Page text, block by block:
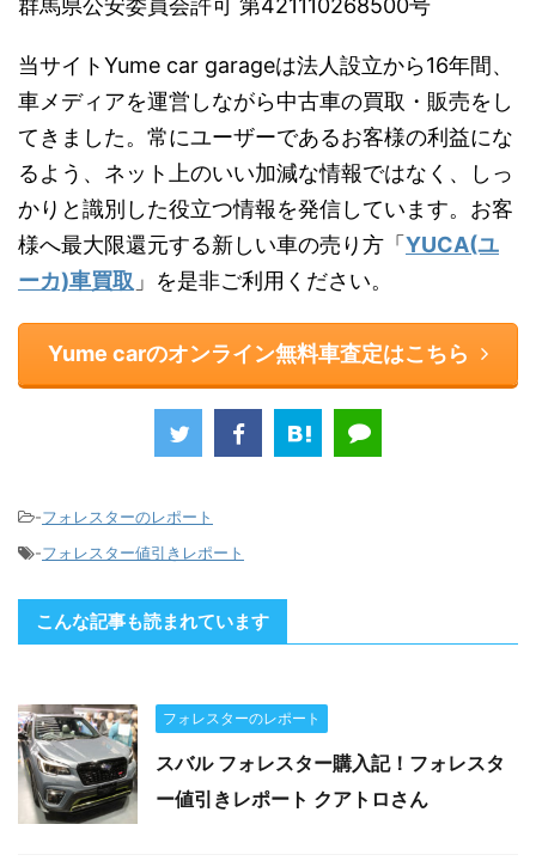
群馬県公安委員会許可 第421110268500号
当サイトYume car garageは法人設立から16年間、
車メディアを運営しながら中古車の買取・販売をし
てきました。常にユーザーであるお客様の利益にな
るよう、ネット上のいい加減な情報ではなく、しっ
かりと識別した役立つ情報を発信しています。お客
様へ最大限還元する新しい車の売り方「 YUCA(ユ
ーカ)車買取 」を是非ご利用ください。
Yume carのオンライン無料車査定はこちら
-フォレスターのレポート
-フォレスター値引きレポート
こんな記事も読まれています
フォレスターのレポート
スバル フォレスター購入記！フォレスタ
ー値引きレポート クアトロさん